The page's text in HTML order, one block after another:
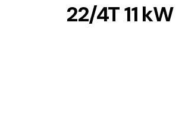
22/4T 11 kW